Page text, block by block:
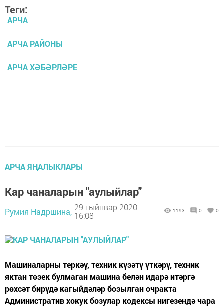
Теги:
АРЧА
АРЧА РАЙОНЫ
АРЧА ХӘБӘРЛӘРЕ
АРЧА ЯҢАЛЫКЛАРЫ
Кар чаналарын "аулыйлар"
Румия Надршина, 29 гыйнвар 2020 -
16:08
1193 0 0
Машиналарны теркәү, техник күзәтү үткәрү, техник
яктан төзек булмаган машина белән идарә итәргә
рөхсәт бирүдә кагыйдәләр бозылган очракта
Административ хокук бозулар кодексы нигезендә чара